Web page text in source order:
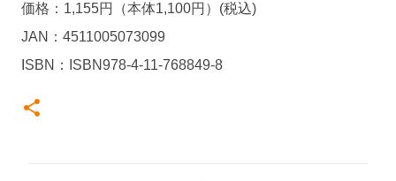
価格：1,155円（本体1,100円）(税込)
JAN：4511005073099
ISBN：ISBN978-4-11-768849-8